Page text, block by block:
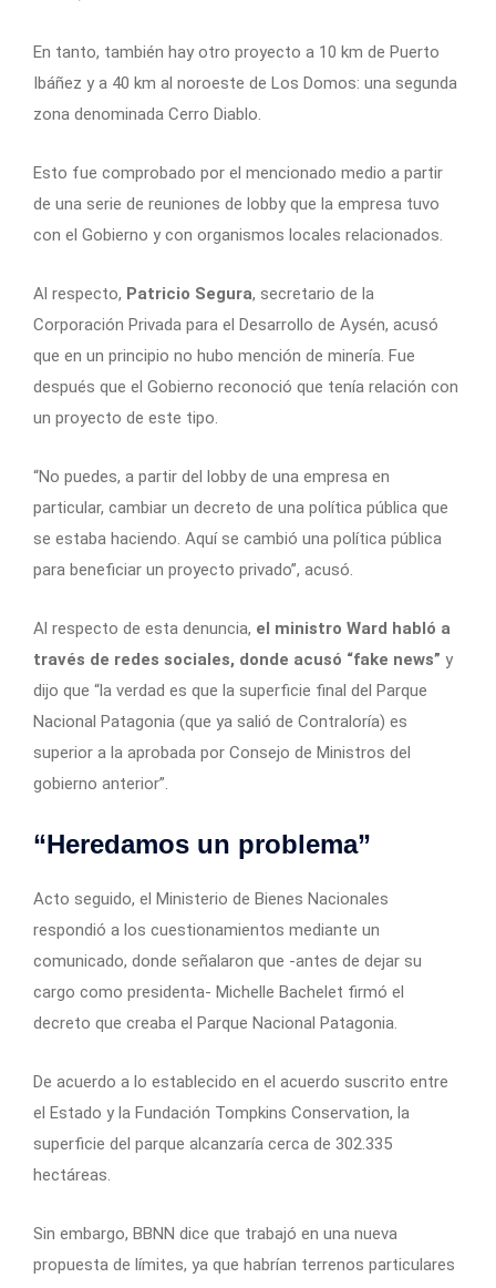
En tanto, también hay otro proyecto a 10 km de Puerto
Ibáñez y a 40 km al noroeste de Los Domos: una segunda
zona denominada Cerro Diablo.
Esto fue comprobado por el mencionado medio a partir
de una serie de reuniones de lobby que la empresa tuvo
con el Gobierno y con organismos locales relacionados.
Al respecto, Patricio Segura, secretario de la
Corporación Privada para el Desarrollo de Aysén, acusó
que en un principio no hubo mención de minería. Fue
después que el Gobierno reconoció que tenía relación con
un proyecto de este tipo.
“No puedes, a partir del lobby de una empresa en
particular, cambiar un decreto de una política pública que
se estaba haciendo. Aquí se cambió una política pública
para beneficiar un proyecto privado”, acusó.
Al respecto de esta denuncia, el ministro Ward habló a
través de redes sociales, donde acusó “fake news” y
dijo que “la verdad es que la superficie final del Parque
Nacional Patagonia (que ya salió de Contraloría) es
superior a la aprobada por Consejo de Ministros del
gobierno anterior”.
“Heredamos un problema”
Acto seguido, el Ministerio de Bienes Nacionales
respondió a los cuestionamientos mediante un
comunicado, donde señalaron que -antes de dejar su
cargo como presidenta- Michelle Bachelet firmó el
decreto que creaba el Parque Nacional Patagonia.
De acuerdo a lo establecido en el acuerdo suscrito entre
el Estado y la Fundación Tompkins Conservation, la
superficie del parque alcanzaría cerca de 302.335
hectáreas.
Sin embargo, BBNN dice que trabajó en una nueva
propuesta de límites, ya que habrían terrenos particulares